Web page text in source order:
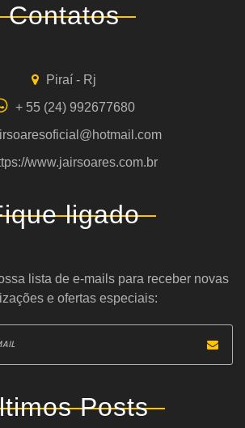
Contatos
Piraí - Rj
+ 55 (24) 992677680
www.jairsoares.com.br
ligado
lista de e-mails para receber novas
e ofertas especiais:
Posts